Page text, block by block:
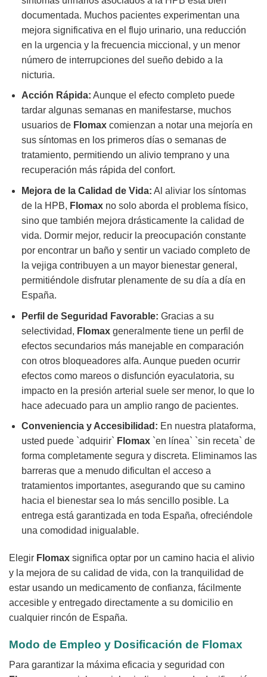
documentada. Muchos pacientes experimentan una
mejora significativa en el flujo urinario, una reducción
en la urgencia y la frecuencia miccional, y un menor
número de interrupciones del sueño debido a la
nicturia.
Acción Rápida: Aunque el efecto completo puede
tardar algunas semanas en manifestarse, muchos
usuarios de Flomaxcomienzan a notar una mejoría en
sus síntomas en los primeros días o semanas de
tratamiento, permitiendo un alivio temprano y una
recuperación más rápida del confort.
Mejora de la Calidad de Vida: Al aliviar los síntomas
de la HPB, Flomaxno solo aborda el problema físico,
sino que también mejora drásticamente la calidad de
vida. Dormir mejor, reducir la preocupación constante
por encontrar un baño y sentir un vaciado completo de
la vejiga contribuyen a un mayor bienestar general,
permitiéndole disfrutar plenamente de su día a día en
España.
Perfil de Seguridad Favorable: Gracias a su
selectividad, Flomaxgeneralmente tiene un perfil de
efectos secundarios más manejable en comparación
con otros bloqueadores alfa. Aunque pueden ocurrir
efectos como mareos o disfunción eyaculatoria, su
impacto en la presión arterial suele ser menor, lo que lo
hace adecuado para un amplio rango de pacientes.
Conveniencia y Accesibilidad: En nuestra plataforma,
usted puede `adquirir` Flomax`en línea` `sin receta` de
forma completamente segura y discreta. Eliminamos las
barreras que a menudo dificultan el acceso a
tratamientos importantes, asegurando que su camino
hacia el bienestar sea lo más sencillo posible. La
entrega está garantizada en toda España, ofreciéndole
una comodidad inigualable.
Elegir Flomax significa optar por un camino hacia el alivio
y la mejora de su calidad de vida, con la tranquilidad de
estar usando un medicamento de confianza, fácilmente
accesible y entregado directamente a su domicilio en
cualquier rincón de España.
Modo de Empleo y Dosificación de Flomax
Para garantizar la máxima eficacia y seguridad con